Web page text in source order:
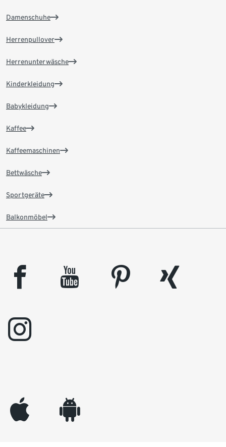
Damenschuhe
Herrenpullover
Herrenunterwäsche
Kinderkleidung
Babykleidung
Kaffee
Kaffeemaschinen
Bettwäsche
Sportgeräte
Balkonmöbel
facebook youtube pinterest
xing
instagram
appleinc android